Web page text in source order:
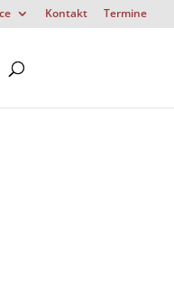
Kontakt Termine